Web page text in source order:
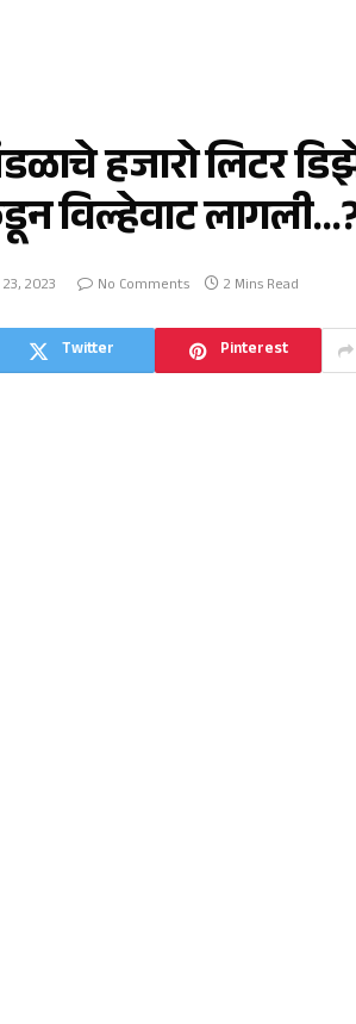
हजारो लिटर
विल्हेवाट
2023 No Comments 2 Mins Read
Twitter Pinterest